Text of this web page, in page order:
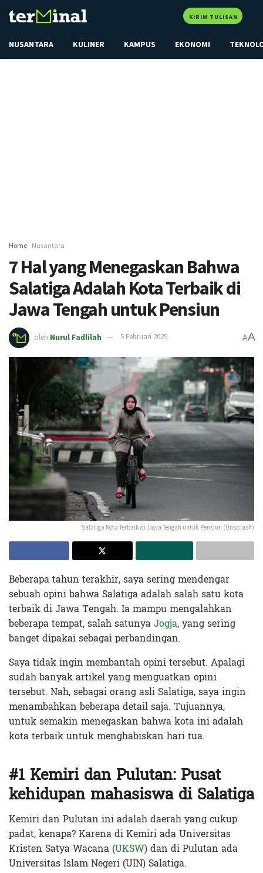
KIRIM TULISAN
NUSANTARA KULINER KAMPUS EKONOMI
Home Nusantara
7 Hal yang Menegaskan Bahwa
Salatiga Adalah Kota Terbaik di
Jawa Tengah untuk Pensiun
oleh Nurul Fadlilah 5 Februari 2025 AA
Salatiga Kota Terbaik di Jawa Tengah untuk Pensiun (Unsplash)
Beberapa tahun terakhir, saya sering mendengar
sebuah opini bahwa Salatiga adalah salah satu kota
terbaik di Jawa Tengah. Ia mampu mengalahkan
beberapa tempat, salah satunyaJogja, yang sering
banget dipakai sebagai perbandingan.
Saya tidak ingin membantah opini tersebut. Apalagi
sudah banyak artikel yang menguatkan opini
tersebut. Nah, sebagai orang asli Salatiga, saya ingin
menambahkan beberapa detail saja. Tujuannya,
untuk semakin menegaskan bahwa kota ini adalah
kota terbaik untuk menghabiskan hari tua.
#1 Kemiri dan Pulutan: Pusat
kehidupan mahasiswa di Salatiga
Kemiri dan Pulutan ini adalah daerah yang cukup
padat, kenapa? Karena di Kemiri ada Universitas
Kristen Satya Wacana (UKSW) dan di Pulutan ada
Universitas Islam Negeri (UIN) Salatiga.